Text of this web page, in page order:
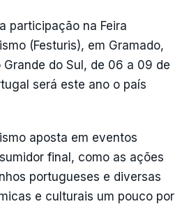
participação na Feira
(Festuris), em Gramado,
Grande do Sul, de 06 a 09 de
será este ano o país
aposta em eventos
final, como as ações
portugueses e diversas
e culturais um pouco por